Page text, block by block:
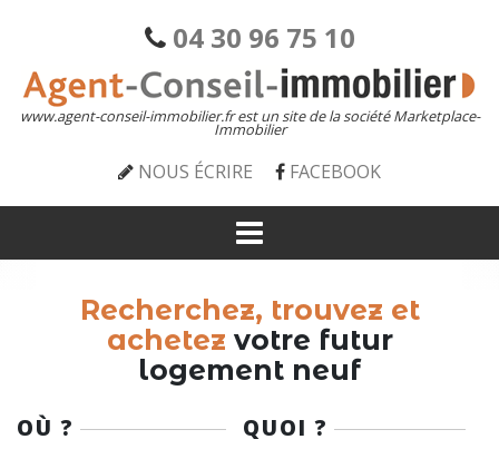
04 30 96 75 10
www.agent-conseil-immobilier.fr est un site de la société Marketplace-
Immobilier
NOUS ÉCRIRE FACEBOOK
Recherchez, trouvez et
achetez votre futur
logement neuf
OÙ ? QUOI ?